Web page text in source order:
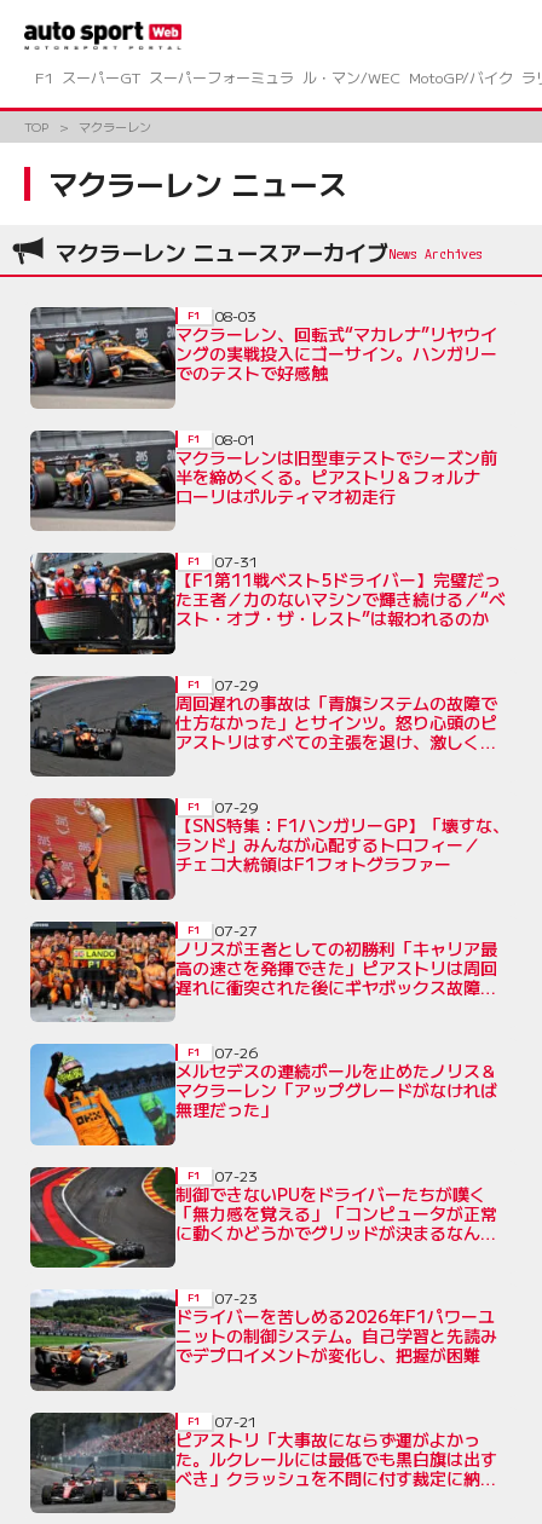
ツ
ス
F1 スーパーGT スーパーフォーミュラ ル・マン/WEC MotoGP/バイク ラ
TOP マクラーレン
マクラーレン ニュース
マクラーレン ニュースアーカイブ
マクラーレン、回転式“マカレナ”リヤウイ
ングの実戦投入にゴーサイン。ハンガリー
でのテストで好感触
F1 08-03
マクラーレンは旧型車テストでシーズン前
半を締めくくる。ピアストリ＆フォルナ
ローリはポルティマオ初走行
F1 08-01
【F1第11戦ベスト5ドライバー】完璧だっ
た王者／力のないマシンで輝き続ける／“ベ
スト・オブ・ザ・レスト”は報われるのか
F1 07-31
周回遅れの事故は「青旗システムの故障で
仕方なかった」とサインツ。怒り心頭のピ
アストリはすべての主張を退け、激しく批
F1 07-29
【SNS特集：F1ハンガリーGP】「壊すな、
ランド」みんなが心配するトロフィー／
チェコ大統領はF1フォトグラファー
F1 07-29
ノリスが王者としての初勝利「キャリア最
高の速さを発揮できた」ピアストリは周回
遅れに衝突された後にギヤボックス故障の
F1 07-27
メルセデスの連続ポールを止めたノリス＆
マクラーレン「アップグレードがなければ
無理だった」
F1 07-26
制御できないPUをドライバーたちが嘆く
「無力感を覚える」「コンピュータが正常
に動くかどうかでグリッドが決まるなん
F1 07-23
ドライバーを苦しめる2026年F1パワーユ
ニットの制御システム。自己学習と先読み
でデプロイメントが変化し、把握が困難
F1 07-23
ピアストリ「大事故にならず運がよかっ
た。ルクレールには最低でも黒白旗は出す
べき」クラッシュを不問に付す裁定に納得
F1 07-21